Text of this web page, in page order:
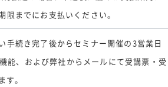
限までにお支払いください。
手続き完了後からセミナー開催の3営業日
能、および弊社からメールにて受講票・受
。